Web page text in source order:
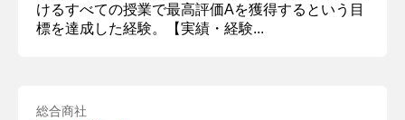
けるすべての授業で最高評価Aを獲得するという目
標を達成した経験。【実績・経験...
総合商社